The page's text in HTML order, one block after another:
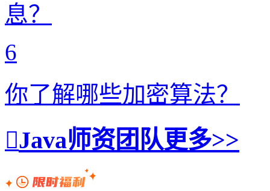
息？
6
你了解哪些加密算法？
Java师资团队更多>>